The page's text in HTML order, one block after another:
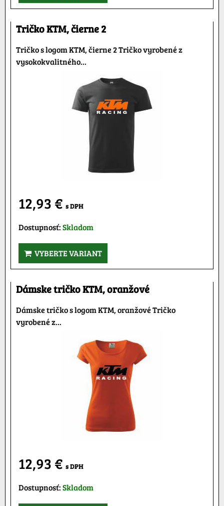
Tričko KTM, čierne 2
Tričko s logom KTM, čierne 2 Tričko vyrobené z
vysokokvalitného...
12,93 € s DPH
Dostupnosť:Skladom
VYBERTE VARIANT
Dámske tričko KTM, oranžové
Dámske tričko s logom KTM, oranžové Tričko
vyrobené z...
12,93 € s DPH
Dostupnosť:Skladom